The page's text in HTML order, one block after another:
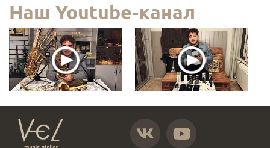
Наш Youtube-канал